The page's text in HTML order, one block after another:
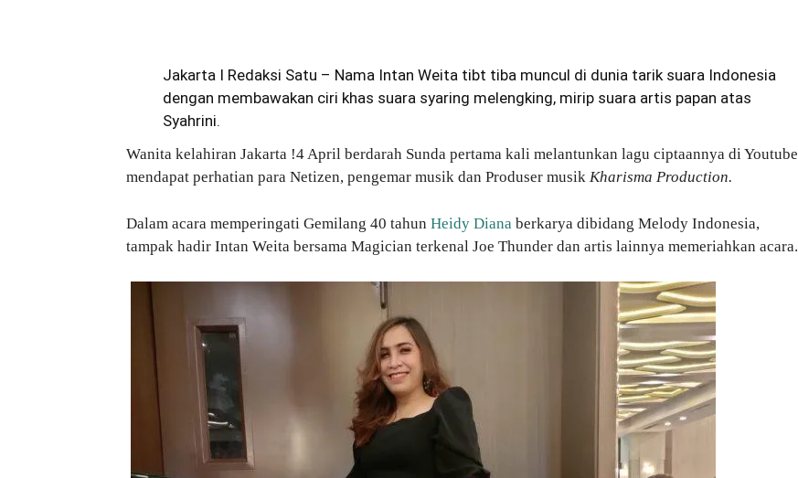
Jakarta I Redaksi Satu – Nama Intan Weita tibt tiba muncul di dunia tarik suara Indonesia
dengan membawakan ciri khas suara syaring melengking, mirip suara artis papan atas
Syahrini.
Wanita kelahiran Jakarta !4 April berdarah Sunda pertama kali melantunkan lagu ciptaannya di Youtube
mendapat perhatian para Netizen, pengemar musik dan Produser musik Kharisma Production.
Dalam acara memperingati Gemilang 40 tahun Heidy Diana berkarya dibidang Melody Indonesia,
tampak hadir Intan Weita bersama Magician terkenal Joe Thunder dan artis lainnya memeriahkan acara.